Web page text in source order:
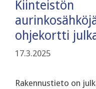
Kiinteistön
ohjekortti
17.3.2025
Rakennustieto on